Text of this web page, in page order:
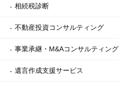
相続税診断
不動産投資コンサルティング
事業承継・M&Aコンサルティング
遺言作成支援サービス